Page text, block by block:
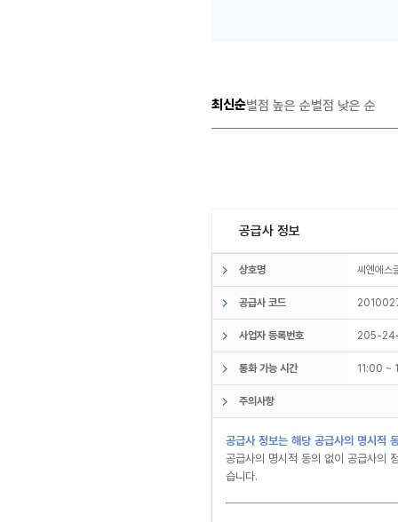
최신순별점 높은 순별점 낮은 순
공급사 정보
상호명 씨엔에
공급사 코드
사업자 등록번호 205-
통화 가능 시간 11:00
주의사항
공급사 정보는 해당 공급사의 명시적
공급사의 명시적 동의 없이 공급사의
습니다.